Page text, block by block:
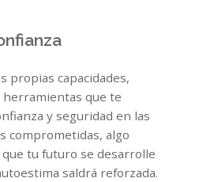
propias capacidades,
que te
y seguridad en las
comprometidas, algo
tu futuro se desarrolle
saldrá reforzada.